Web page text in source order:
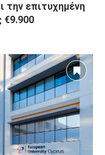
την επιτυχημένη
€9.900